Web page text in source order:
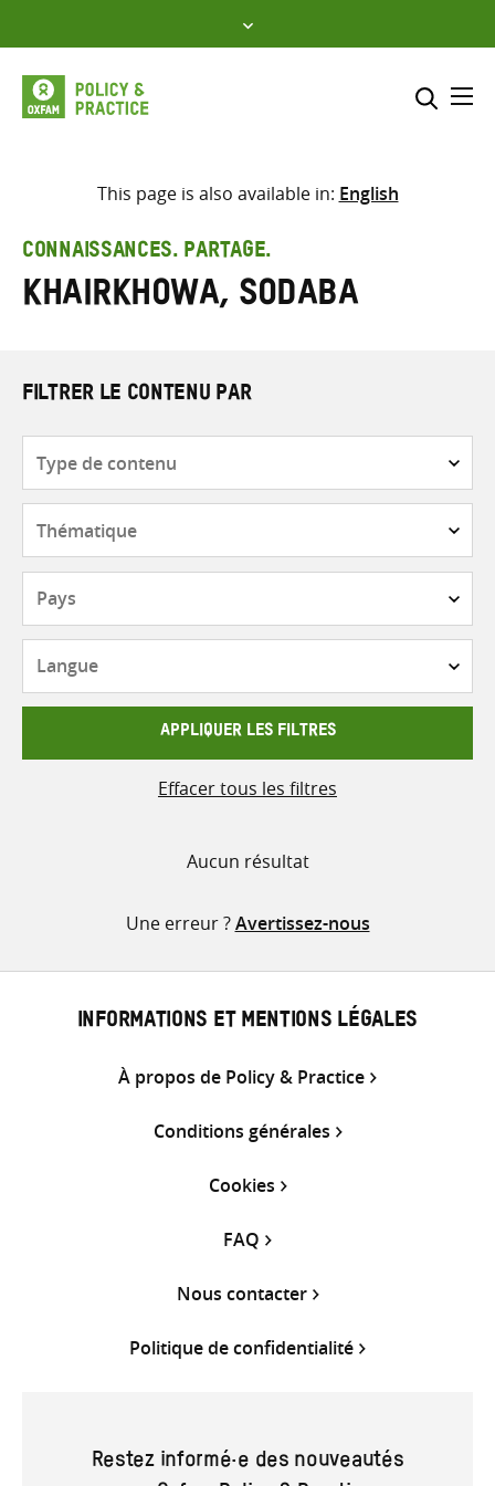
to
content
Sélectionner l’emplacement
Saisir
les
termes
This page is also available in: English
CONNAISSANCES. PARTAGE.
Khairkhowa, Sodaba
FILTRER LE CONTENU PAR
contenu
APPLIQUER LES FILTRES
Effacer tous les filtres
Aucun résultat
Une erreur ?Avertissez-nous
INFORMATIONS ET MENTIONS LÉGALES
À propos de Policy & Practice
Conditions générales
Cookies
FAQ
Nous contacter
Politique de confidentialité
Restez informé·e des nouveautés